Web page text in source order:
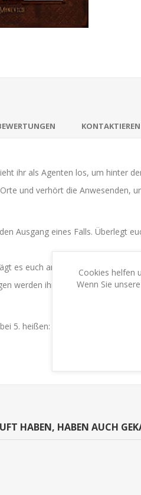
ihr als Agenten los, um hinter
und verhört die Anwesenden,
Ausgang eines Falls. Überlegt
es euch an einen finsteren Ort
werden ihre Zukunft
5. heißen: "Legt den Zeitmarker
HABEN, HABEN AUCH
Cookies helfen
Wenn Sie